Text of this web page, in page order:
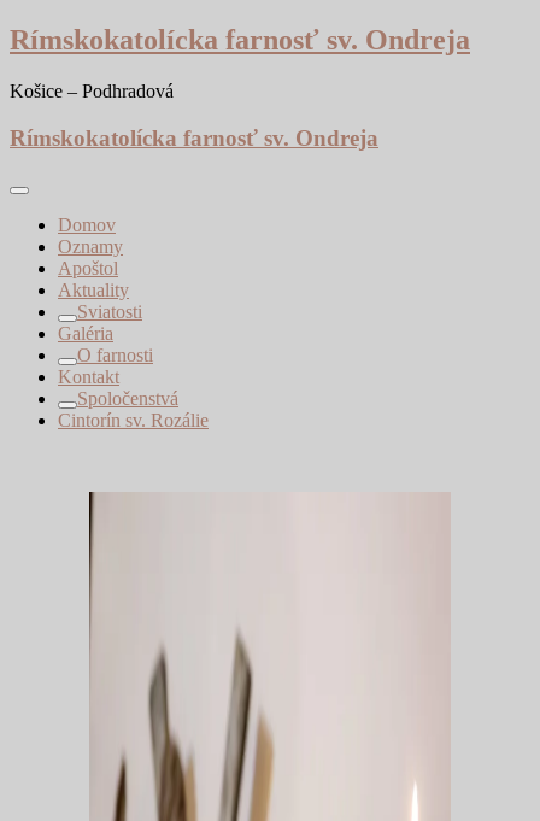
Skip
to
Rímskokatolícka farnosť sv. Ondreja
Košice – Podhradová
Rímskokatolícka farnosť sv. Ondreja
Domov
Oznamy
Apoštol
Aktuality
Sviatosti
Galéria
O farnosti
Kontakt
Spoločenstvá
Cintorín sv. Rozálie